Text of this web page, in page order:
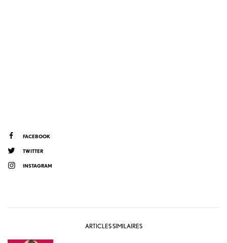
FACEBOOK
TWITTER
INSTAGRAM
ARTICLES SIMILAIRES